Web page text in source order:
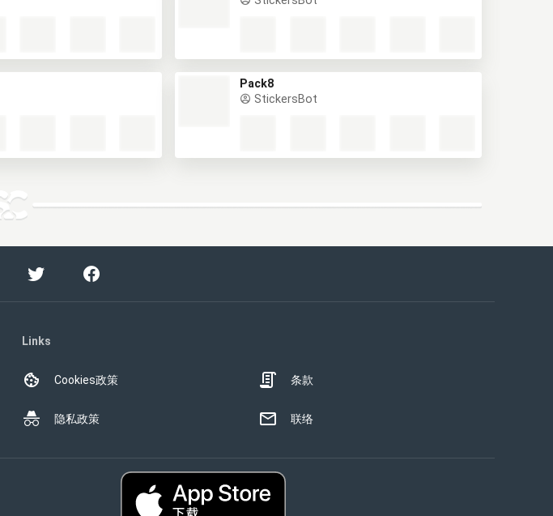
Pack8
StickersBot
Links
Cookies政策
隐私政策
条款
联络